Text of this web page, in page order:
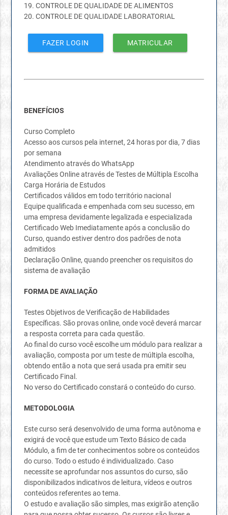
19. CONTROLE DE QUALIDADE DE ALIMENTOS
20. CONTROLE DE QUALIDADE LABORATORIAL
FAZER LOGIN MATRICULAR
BENEFÍCIOS
Curso Completo
Acesso aos cursos pela internet, 24 horas por dia, 7 dias
por semana
Atendimento através do WhatsApp
Avaliações Online através de Testes de Múltipla Escolha
Carga Horária de Estudos
Certificados válidos em todo território nacional
Equipe qualificada e empenhada com seu sucesso, em
uma empresa devidamente legalizada e especializada
Certificado Web Imediatamente após a conclusão do
Curso, quando estiver dentro dos padrões de nota
admitidos
Declaração Online, quando preencher os requisitos do
sistema de avaliação
FORMA DE AVALIAÇÃO
Testes Objetivos de Verificação de Habilidades
Específicas. São provas online, onde você deverá marcar
a resposta correta para cada questão.
Ao final do curso você escolhe um módulo para realizar a
avaliação, composta por um teste de múltipla escolha,
obtendo então a nota que será usada pra emitir seu
Certificado Final.
No verso do Certificado constará o conteúdo do curso.
METODOLOGIA
Este curso será desenvolvido de uma forma autônoma e
exigirá de você que estude um Texto Básico de cada
Módulo, a fim de ter conhecimentos sobre os conteúdos
do curso. Todo o estudo é individualizado. Caso
necessite se aprofundar nos assuntos do curso, são
disponibilizados indicativos de leitura, vídeos e outros
conteúdos referentes ao tema.
O estudo e avaliação são simples, mas exigirão atenção